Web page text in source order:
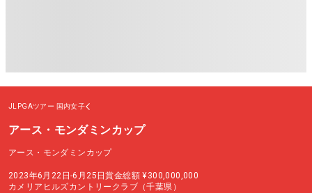
JLPGAツアー 国内女子
アース・モンダミンカップ
アース・モンダミンカップ
2023年6月22日-6月25日賞金総額 ¥300,000,000
カメリアヒルズカントリークラブ（千葉県）